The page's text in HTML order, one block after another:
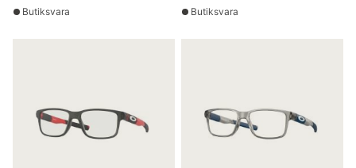
Butiksvara Butiksvara